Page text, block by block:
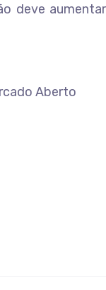
deve aumentar
Aberto